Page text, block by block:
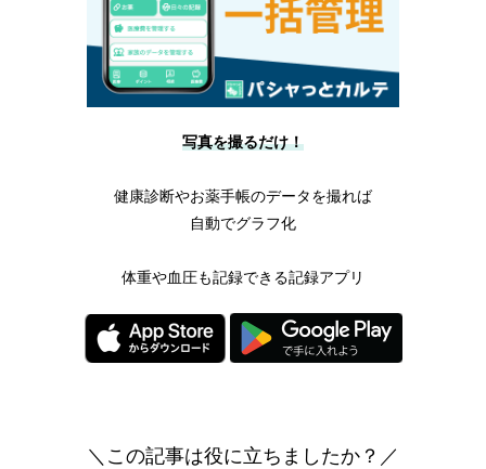
写真を撮るだけ！
健康診断やお薬手帳のデータを撮れば
自動でグラフ化
体重や血圧も記録できる記録アプリ
＼この記事は役に立ちましたか？／